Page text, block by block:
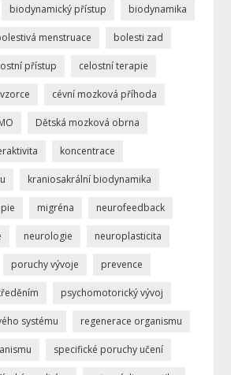
biodynamický přístup biodynamika
menstruace bolesti zad
přístup celostní terapie
cévní mozková příhoda
Dětská mozková obrna
koncentrace
kraniosakrální biodynamika
migréna neurofeedback
neurologie neuroplasticita
poruchy vývoje prevence
psychomotorický vývoj
systému regenerace organismu
specifické poruchy učení